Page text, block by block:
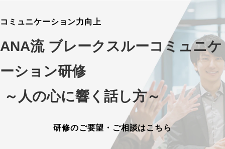
コミュニケーション力向上
ANA流 ブレークスルーコミュニケ
ーション研修
～人の心に響く話し方～
研修のご要望・ご相談はこちら